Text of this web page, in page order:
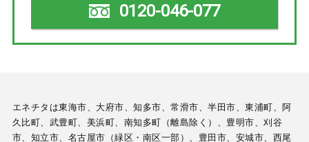
0120-046-077
エネチタは東海市、大府市、知多市、常滑市、半田市、東浦町、阿
久比町、武豊町、美浜町、南知多町（離島除く）、豊明市、刈谷
市、知立市、名古屋市（緑区・南区一部）、豊田市、安城市、西尾